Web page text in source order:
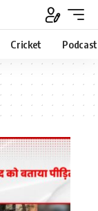
Cricket Podcast